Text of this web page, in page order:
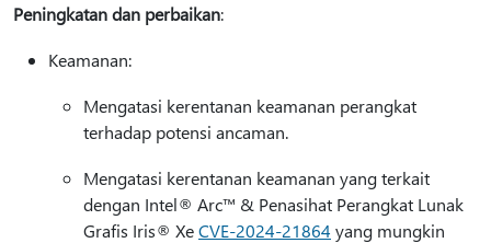
Peningkatan dan perbaikan:
Keamanan:
Mengatasi kerentanan keamanan perangkat
terhadap potensi ancaman.
Mengatasi kerentanan keamanan yang terkait
dengan Intel® Arc™ & Penasihat Perangkat Lunak
Grafis Iris® XeCVE-2024-21864 yang mungkin